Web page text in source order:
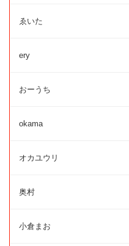
ゑいた
ery
おーうち
okama
オカユウリ
奥村
小倉まお